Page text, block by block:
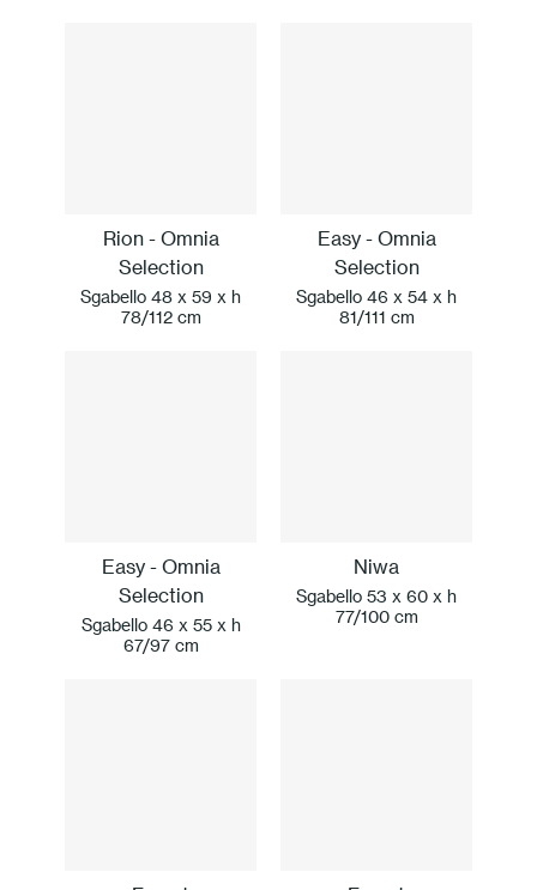
Rion - Omnia
Selection
Sgabello 48 x 59 x h
78/112 cm
Easy - Omnia
Selection
Sgabello 46 x 54 x h
81/111 cm
Easy - Omnia
Selection
Sgabello 46 x 55 x h
67/97 cm
Niwa
Sgabello 53 x 60 x h
77/100 cm